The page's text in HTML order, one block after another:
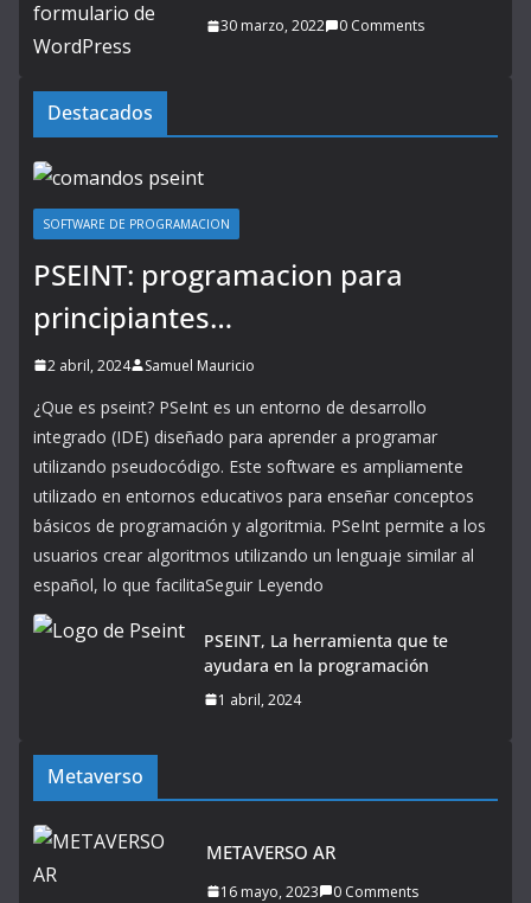
30 marzo, 2022 0 Comments
Destacados
SOFTWARE DE PROGRAMACION
PSEINT: programacion para
principiantes…
2 abril, 2024 Samuel Mauricio
¿Que es pseint? PSeInt es un entorno de desarrollo
integrado (IDE) diseñado para aprender a programar
utilizando pseudocódigo. Este software es ampliamente
utilizado en entornos educativos para enseñar conceptos
básicos de programación y algoritmia. PSeInt permite a los
usuarios crear algoritmos utilizando un lenguaje similar al
español, lo que facilitaSeguir Leyendo
PSEINT, La herramienta que te
ayudara en la programación
1 abril, 2024
Metaverso
METAVERSO AR
16 mayo, 2023 0 Comments